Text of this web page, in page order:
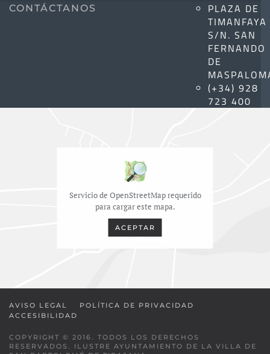
CONTÁCTANOS
PLAZA DE
TIMANFAYA
S/N. SAN
FERNANDO
DE
(+34) 928
723 400
Servicio de OpenStreetMap requerido
para cargar este mapa.
ACEPTAR
AVISO LEGAL
POLÍTICA DE PRIVACIDAD
ACCESIBILIDAD
COPYRIGHT © 2016. TODOS LOS DERECHOS
RESERVADOS. ILUSTRE AYUNTAMIENTO DE LA VILLA DE